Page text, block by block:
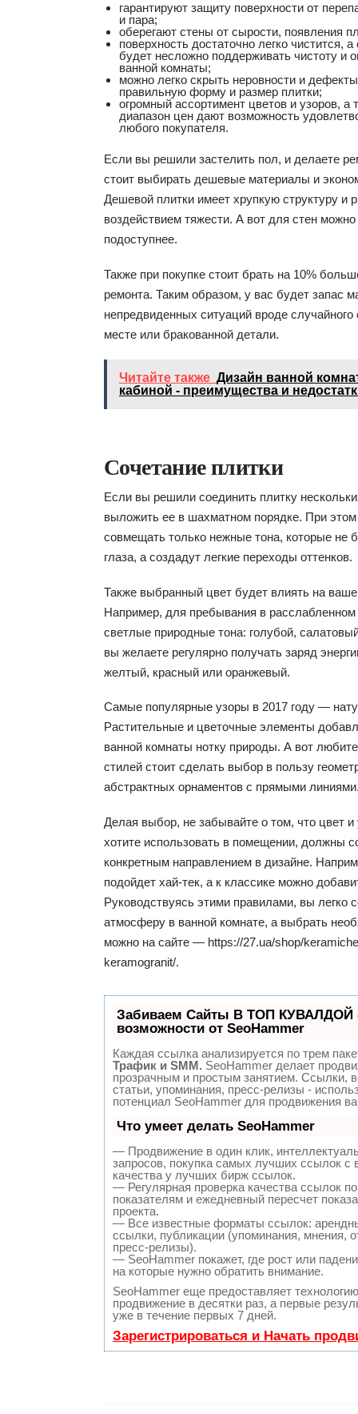
гарантируют защиту поверхности от
и пара;
оберегают стены от сырости, появления
поверхность достаточно легко чистится,
будет несложно поддерживать чистоту и
ванной комнаты;
можно легко скрыть неровности и
правильную форму и размер плитки;
огромный ассортимент цветов и узоров, а
диапазон цен дают возможность
любого покупателя.
Если вы решили застелить пол, и делаете
стоит выбирать дешевые материалы и
Дешевой плитки имеет хрупкую структуру и
воздействием тяжести. А вот для стен
подоступнее.
Также при покупке стоит брать на 10%
ремонта. Таким образом, у вас будет запас
непредвиденных ситуаций вроде
месте или бракованной детали.
Читайте также Дизайн ванной
кабиной - преимущества и
Сочетание плитки
Если вы решили соединить плитку
выложить ее в шахматном порядке. При этом
совмещать только нежные тона, которые не
глаза, а создадут легкие переходы оттенков.
Также выбранный цвет будет влиять на ваше
Например, для пребывания в расслабленном
светлые природные тона: голубой,
вы желаете регулярно получать заряд
желтый, красный или оранжевый.
Самые популярные узоры в 2017 году —
Растительные и цветочные элементы
ванной комнаты нотку природы. А вот
стилей стоит сделать выбор в пользу
абстрактных орнаментов с прямыми
Делая выбор, не забывайте о том, что цвет
хотите использовать в помещении, должны
конкретным направлением в дизайне.
подойдет хай-тек, а к классике можно
Руководствуясь этими правилами, вы легко
атмосферу в ванной комнате, а выбрать
можно на сайте — https://27.ua/shop/
keramogranit/.
Забиваем Сайты В ТОП КУВАЛДОЙ
возможности от SeoHammer
Каждая ссылка анализируется по трем
Трафик и SMM. SeoHammer делает
прозрачным и простым занятием. Ссылки,
статьи, упоминания, пресс-релизы -
потенциал SeoHammer для продвижения
Что умеет делать SeoHammer
— Продвижение в один клик,
запросов, покупка самых лучших ссылок с
качества у лучших бирж ссылок.
— Регулярная проверка качества ссылок
показателям и ежедневный пересчет
проекта.
— Все известные форматы ссылок:
ссылки, публикации (упоминания, мнения,
пресс-релизы).
— SeoHammer покажет, где рост или
на которые нужно обратить внимание.
SeoHammer еще предоставляет
продвижение в десятки раз, а первые
уже в течение первых 7 дней.
Зарегистрироваться и Начать